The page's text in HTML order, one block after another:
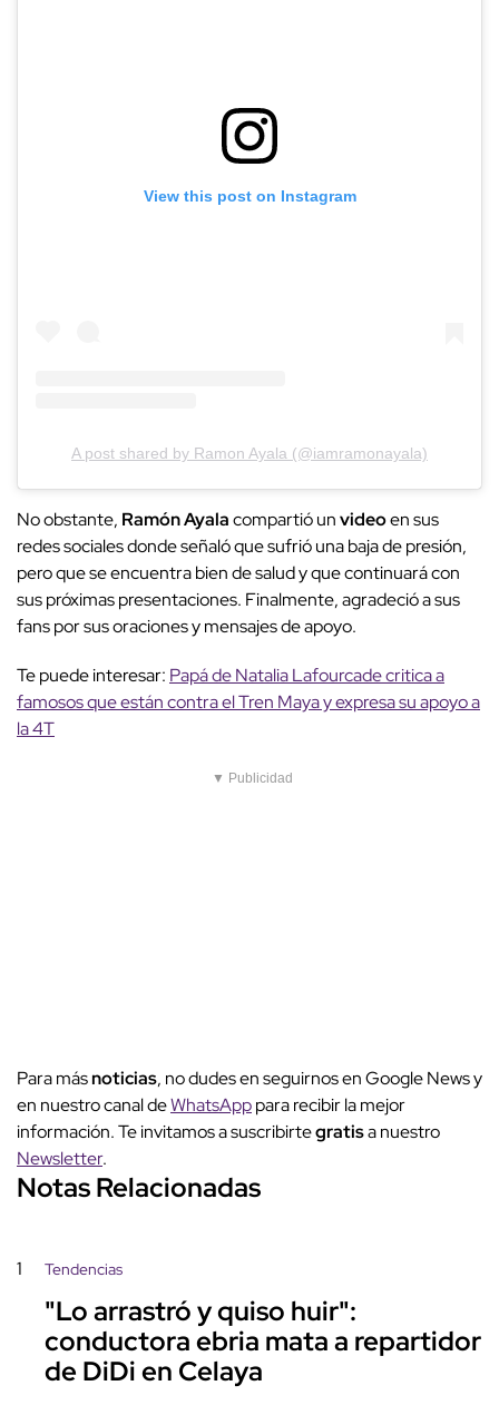
View this post on Instagram
A post shared by Ramon Ayala (@iamramonayala)
No obstante, Ramón Ayalacompartió unvideoen sus
redes sociales donde señaló que sufrió una baja de presión,
pero que se encuentra bien de salud y que continuará con
sus próximas presentaciones. Finalmente, agradeció a sus
fans por sus oraciones y mensajes de apoyo.
Te puede interesar: Papá de Natalia Lafourcade critica a
famosos que están contra el Tren Maya y expresa su apoyo a
la 4T
▼ Publicidad
Para másnoticias, no dudes en seguirnos en Google News y
en nuestro canal deWhatsApppara recibir la mejor
información. Te invitamos a suscribirtegratisa nuestro
Newsletter.
Notas Relacionadas
1 Tendencias
"Lo arrastró y quiso huir":
conductora ebria mata a repartidor
de DiDi en Celaya